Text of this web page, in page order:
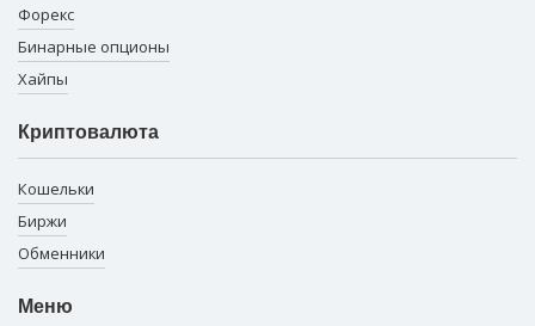
Форекс
Бинарные опционы
Хайпы
Криптовалюта
Кошельки
Биржи
Обменники
Меню